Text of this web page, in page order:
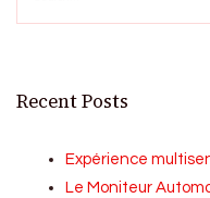
Recent Posts
Expérience
Le Moniteur